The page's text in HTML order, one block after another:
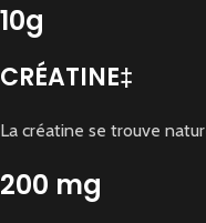
10g
CRÉATINE‡
La créatine se trouve
200 mg